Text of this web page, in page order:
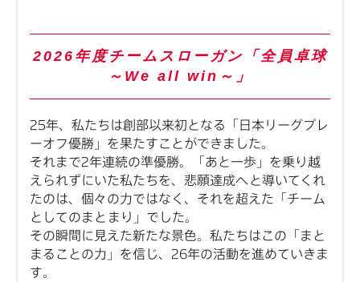
2026年度チームスローガン「全員卓球
～We all win～」
25年、私たちは創部以来初となる「日本リーグプレ
ーオフ優勝」を果たすことができました。
それまで2年連続の準優勝。「あと一歩」を乗り越
えられずにいた私たちを、悲願達成へと導いてくれ
たのは、個々の力ではなく、それを超えた「チーム
としてのまとまり」でした。
その瞬間に見えた新たな景色。私たちはこの「まと
まることの力」を信じ、26年の活動を進めていきま
す。